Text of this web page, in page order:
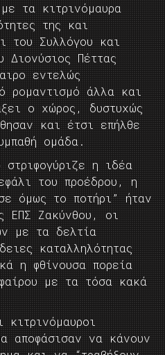
τα κιτρινόμαυρα
της και
του Συλλόγου και
Διονύσιος Πέττας
εντελώς
ρομαντισμό άλλα και
ο χώρος, δυστυχώς
και έτσι επήλθε
ομάδα.
η ιδέα
του προέδρου, η
όμως το ποτήρι” ήταν
ΕΠΣ Ζακύνθου, οι
με τα δελτία
καταλληλότητας
η φθίνουσα πορεία
με τα τόσα κακά
αποφάσισαν να κάνουν